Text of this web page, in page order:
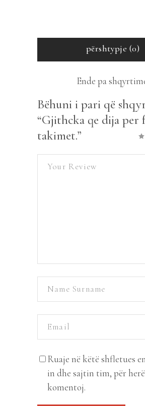
përshtypje (0)
Ende pa
Bëhuni i pari që
“Gjithcka qe dija per
takimet.”
Ruaje në këtë shfletues
in dhe sajtin tim, për
komentoj.